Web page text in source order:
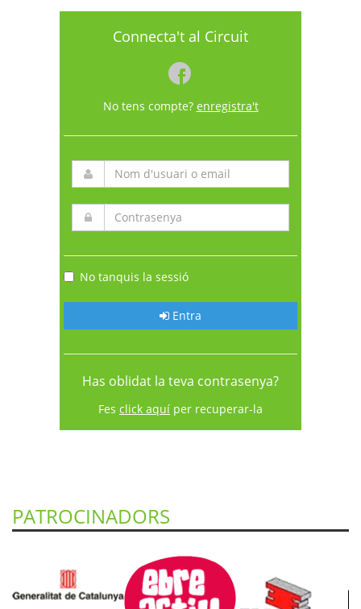
Connecta't al Circuit
No tens compte? enregistra't
No tanquis la sessió
Entra
Has oblidat la teva contrasenya?
Fes click aquí per recuperar-la
PATROCINADORS